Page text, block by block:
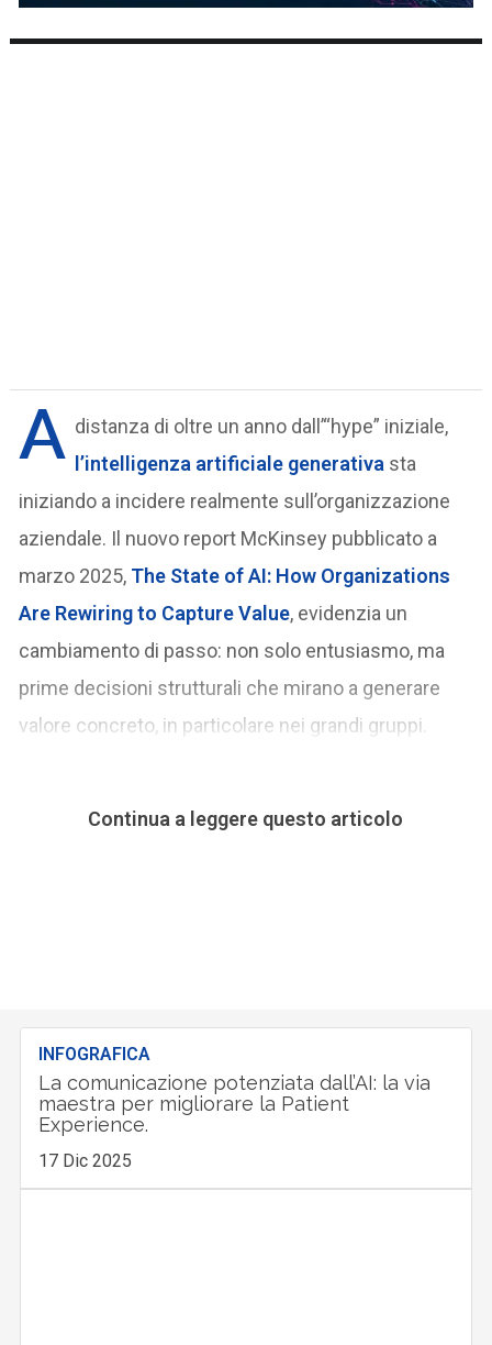
A distanza di oltre un anno dall’“hype” iniziale,
l’intelligenza artificiale generativa sta
iniziando a incidere realmente sull’organizzazione
aziendale. Il nuovo report McKinsey pubblicato a
marzo 2025, The State of AI: How Organizations
Are Rewiring to Capture Value, evidenzia un
cambiamento di passo: non solo entusiasmo, ma
prime decisioni strutturali che mirano a generare
valore concreto, in particolare nei grandi gruppi.
Continua a leggere questo articolo
INFOGRAFICA
La comunicazione potenziata dall’AI: la via
maestra per migliorare la Patient
Experience.
17 Dic 2025